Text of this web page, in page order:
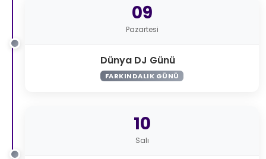
09
Pazartesi
Dünya DJ Günü
FARKINDALIK GÜNÜ
10
Salı